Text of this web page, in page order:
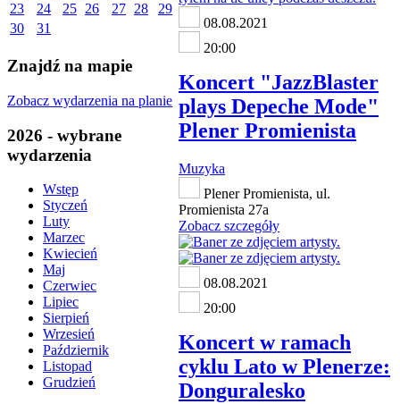
23
24 25 26 27 28
29
30
31
Znajdź na mapie
Zobacz wydarzenia na planie
2026 - wybrane
wydarzenia
Wstęp
Styczeń
Luty
Marzec
Kwiecień
Maj
Czerwiec
Lipiec
Sierpień
Wrzesień
Październik
Listopad
Grudzień
08.08.2021
20:00
Koncert "JazzBlaster
plays Depeche Mode"
Plener Promienista
Muzyka
Plener Promienista, ul.
Promienista 27a
Zobacz szczegóły
08.08.2021
20:00
Koncert w ramach
cyklu Lato w Plenerze:
Donguralesko